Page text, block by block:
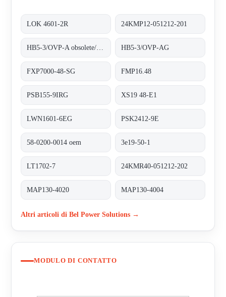
LOK 4601-2R 24KMP12-051212-201
HB5-3/OVP-AG
FXP7000-48-SG FMP16.48
PSB155-9IRG XS19 48-E1
LWN1601-6EG PSK2412-9E
58-0200-0014 oem 3e19-50-1
LT1702-7 24KMR40-051212-202
MAP130-4020 MAP130-4004
Altri articoli di Bel Power Solutions →
MODULO DI CONTATTO